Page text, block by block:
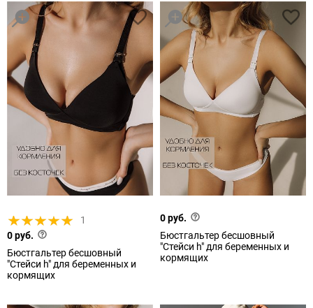
1
0 руб.
Бюстгальтер бесшовный
"Стейси h" для беременных и
кормящих
0 руб.
Бюстгальтер бесшовный
"Стейси h" для беременных и
кормящих